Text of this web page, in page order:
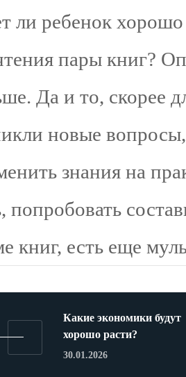
ли ребенок
пары книг?
Да и то, скорее
новые
знания на
попробовать
книг, есть еще
Какие экономики будут
хорошо расти?
30.01.2026